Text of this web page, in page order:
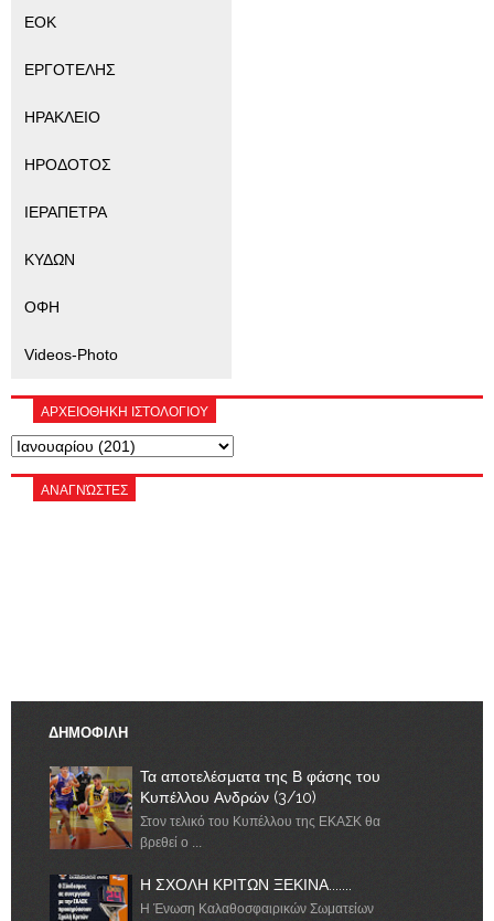
ΕΟΚ
ΕΡΓΟΤΕΛΗΣ
ΗΡΑΚΛΕΙΟ
ΗΡΟΔΟΤΟΣ
ΙΕΡΑΠΕΤΡΑ
ΚΥΔΩΝ
ΟΦΗ
Videos-Photo
ΑΡΧΕΙΟΘΗΚΗ ΙΣΤΟΛΟΓΙΟΥ
ΑΝΑΓΝΏΣΤΕΣ
ΔΗΜΟΦΙΛΗ
Τα αποτελέσματα της Β φάσης του
Κυπέλλου Ανδρών (3/10)
Στον τελικό του Κυπέλλου της ΕΚΑΣΚ θα
βρεθεί ο ...
Η ΣΧΟΛΗ ΚΡΙΤΩΝ ΞΕΚΙΝΑ.......
Η Ένωση Καλαθοσφαιρικών Σωματείων